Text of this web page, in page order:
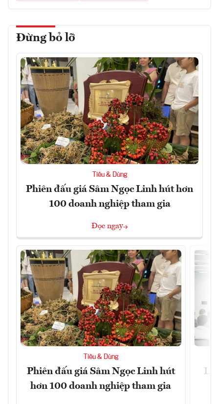
Đừng bỏ lỡ
Tiêu & Dùng
Phiên đấu giá Sâm Ngọc Linh hút hơn
100 doanh nghiệp tham gia
Đọc ngay
Tiêu & Dùng
Phiên đấu giá Sâm Ngọc Linh hút
hơn 100 doanh nghiệp tham gia